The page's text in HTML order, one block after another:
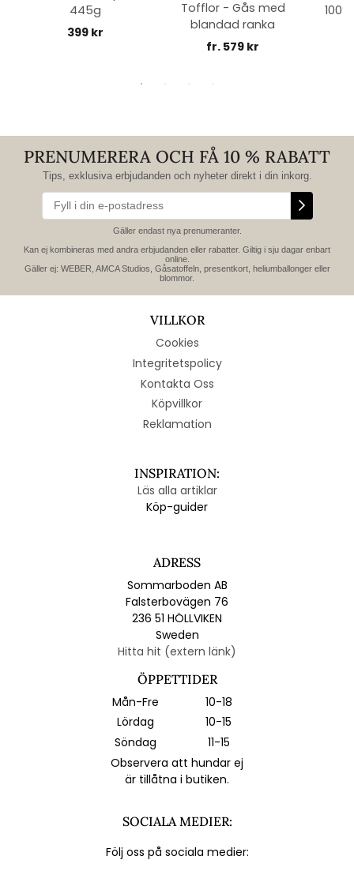
445g
399 kr
Tofflor - Gås med
blandad ranka
fr. 579 kr
PRENUMERERA OCH FÅ 10 % RABATT
Tips, exklusiva erbjudanden och nyheter direkt i din inkorg.
Gäller endast nya prenumeranter.
Kan ej kombineras med andra erbjudanden eller rabatter. Giltig i sju dagar enbart
online.
Gäller ej: WEBER, AMCA Studios, Gåsatoffeln, presentkort, heliumballonger eller
blommor.
VILLKOR
Cookies
Integritetspolicy
Kontakta Oss
Köpvillkor
Reklamation
INSPIRATION:
Läs alla artiklar
Köp-guider
ADRESS
Sommarboden AB
Falsterbovägen 76
236 51 HÖLLVIKEN
Sweden
Hitta hit (extern länk)
ÖPPETTIDER
Mån-Fre
10-18
Lördag
10-15
Söndag
11-15
Observera att hundar ej
är tillåtna i butiken.
SOCIALA MEDIER:
Följ oss på sociala medier: